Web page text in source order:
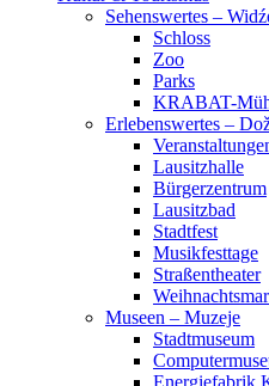
Sehenswertes –
Schloss
Zoo
Parks
KRABAT-
Erlebenswertes –
Lausitzhalle
Bürgerzentrum
Lausitzbad
Stadtfest
Musikfesttage
Straßentheater
Museen – Muzeje
Stadtmuseum